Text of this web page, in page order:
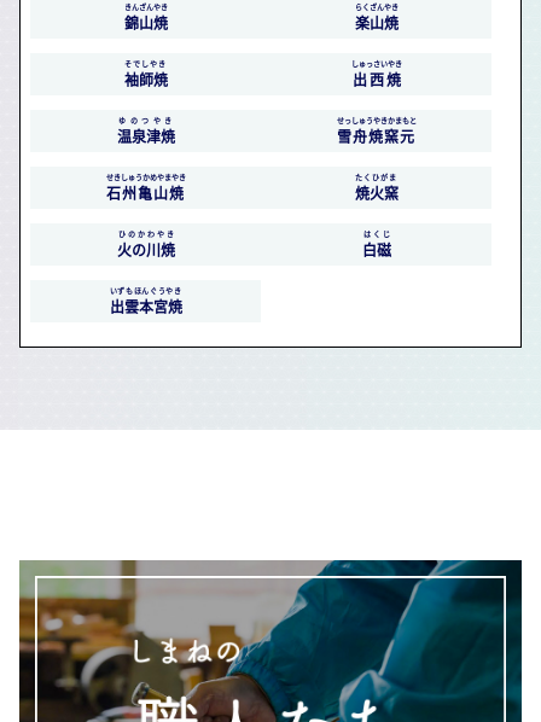
錦山焼
きんざんやき
楽山焼
らくざんやき
袖師焼
そでしやき
出西焼
しゅっさいやき
温泉津焼
ゆのつやき
雪舟焼窯元
せっしゅうやきかまもと
石州亀山焼
せきしゅうかめやまやき
焼火窯
たくひがま
火の川焼
ひのかわやき
白磁
はくじ
出雲本宮焼
いずもほんぐうやき